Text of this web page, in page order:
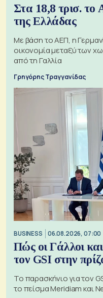
Στα 18,8 τρισ.
της Ελλάδας
Με βάση το ΑΕΠ, η
οικονομία μεταξύ των
από τη Γαλλία
Γρηγόρης Τραγγανίδας
BUSINESS 06.08.2026, 07:00
Πώς οι Γάλλοι
τον GSI στην
Το παρασκήνιο για τον
το πείσμα Meridiam και